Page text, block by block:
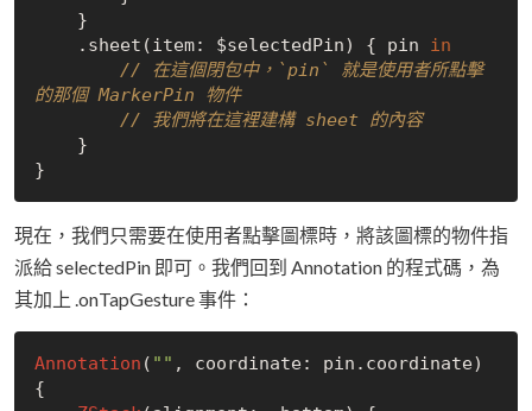
    .sheet(item: $selectedPin) { pin
in
// 在這個閉包中，`pin` 就是使用者所點擊
的那個 MarkerPin 物件
// 我們將在這裡建構 sheet 的內容
現在，我們只需要在使用者點擊圖標時，將該圖標的物件指
派給 selectedPin 即可。我們回到 Annotation 的程式碼，為
其加上 .onTapGesture 事件：
Annotation ( "" , coordinate: pin.coordinate)
{